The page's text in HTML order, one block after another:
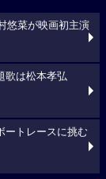
悠菜が映画初主演
歌は松本孝弘
ートレースに挑む